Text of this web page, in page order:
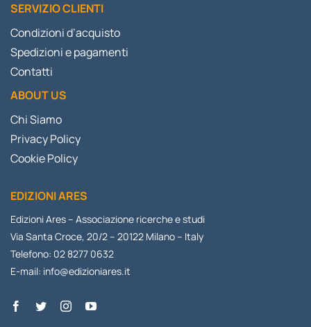
SERVIZIO CLIENTI
Condizioni d’acquisto
Spedizioni e pagamenti
Contatti
ABOUT US
Chi Siamo
Privacy Policy
Cookie Policy
EDIZIONI ARES
Edizioni Ares – Associazione ricerche e studi
Via Santa Croce, 20/2 – 20122 Milano – Italy
Telefono: 02 8277 0632
E-mail: info@edizioniares.it